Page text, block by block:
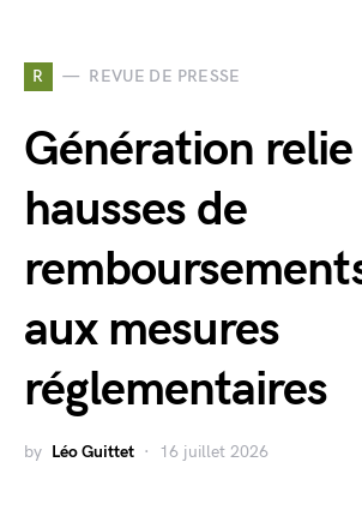
R REVUE DE PRESSE
Génération relie
hausses de
aux mesures
réglementaires
by Léo Guittet 16 juillet 2026